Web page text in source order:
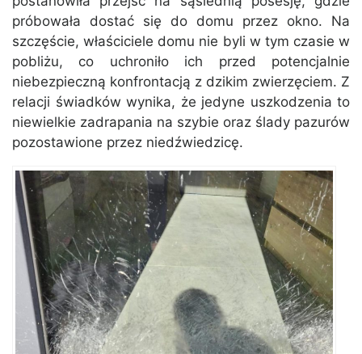
próbowała dostać się do domu przez okno. Na
szczęście, właściciele domu nie byli w tym czasie w
pobliżu, co uchroniło ich przed potencjalnie
niebezpieczną konfrontacją z dzikim zwierzęciem. Z
relacji świadków wynika, że jedyne uszkodzenia to
niewielkie zadrapania na szybie oraz ślady pazurów
pozostawione przez niedźwiedzicę.